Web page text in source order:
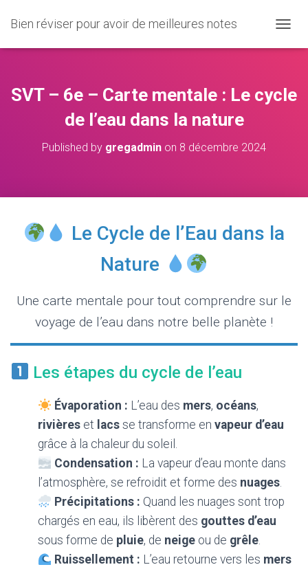
Bien réviser pour avoir de meilleures notes
U
I
R
N
A
N
SVT – 6e – Carte mentale : Le cycle
de l’eau dans la nature
Published by gregadmin on 8 décembre 2024
Le Cycle de l’Eau dans la
Nature
Une carte mentale pour tout comprendre sur le
voyage de l’eau dans notre belle planète !
Les étapes du cycle de l’eau
Évaporation : L’eau des mers, océans,
rivières et lacs se transforme en vapeur d’eau
grâce à la chaleur du soleil.
Condensation : La vapeur d’eau monte dans
l’atmosphère, se refroidit et forme des nuages.
Précipitations : Quand les nuages sont trop
chargés en eau, ils libèrent des gouttes d’eau
sous forme de pluie, de neige ou de grêle.
Ruissellement : L’eau retourne vers les mers